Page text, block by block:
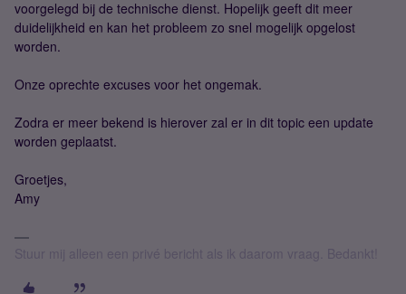
voorgelegd bij de technische dienst. Hopelijk geeft dit meer
duidelijkheid en kan het probleem zo snel mogelijk opgelost
worden.
Onze oprechte excuses voor het ongemak.
Zodra er meer bekend is hierover zal er in dit topic een update
worden geplaatst.
Groetjes,
Amy
Stuur mij alleen een privé bericht als ik daarom vraag. Bedankt!